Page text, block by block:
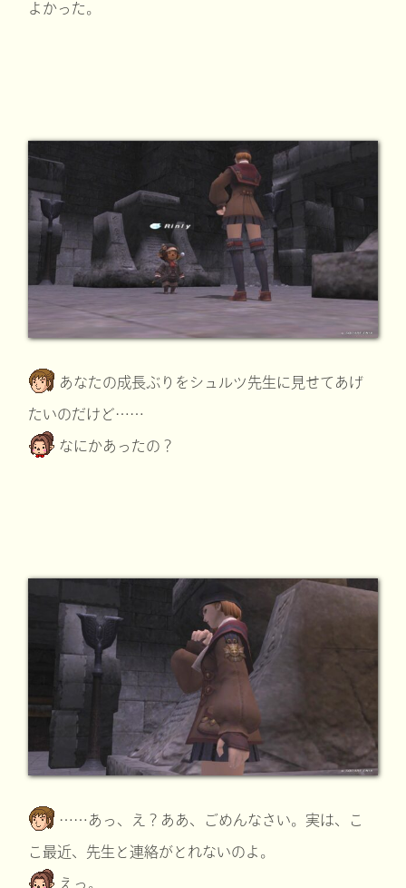
よかった。
あなたの成長ぶりをシュルツ先生に見せてあげ
たいのだけど……
なにかあったの？
……あっ、え？ああ、ごめんなさい。実は、こ
こ最近、先生と連絡がとれないのよ。
えっ。